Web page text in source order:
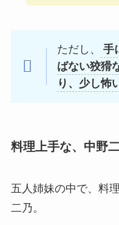
ただし、
手
ばない狡猾
り、少し怖
料理上手な、中野
五人姉妹の中で、料
二乃。